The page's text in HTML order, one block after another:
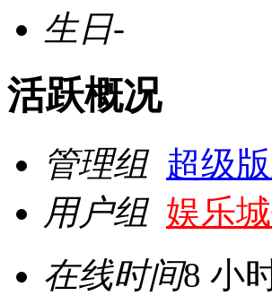
生日-
活跃概况
管理组 超级
用户组 娱乐
在线时间8 小